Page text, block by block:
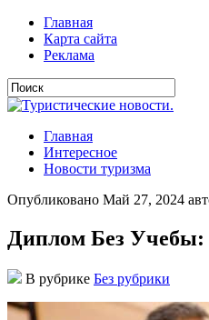
Главная
Карта сайта
Реклама
Главная
Интересное
Новости туризма
Опубликовано Май 27, 2024
Диплом Без
В рубрике Без рубрики